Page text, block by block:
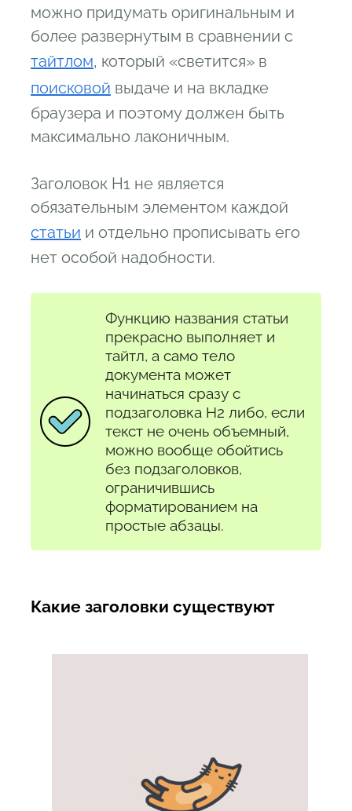
можно придумать оригинальным и
более развернутым в сравнении с
тайтлом, который «светится» в
поисковой выдаче и на вкладке
браузера и поэтому должен быть
максимально лаконичным.
Заголовок H1 не является
обязательным элементом каждой
статьи и отдельно прописывать его
нет особой надобности.
Функцию названия статьи
прекрасно выполняет и
тайтл, а само тело
документа может
начинаться сразу с
подзаголовка H2 либо, если
текст не очень объемный,
можно вообще обойтись
без подзаголовков,
ограничившись
форматированием на
простые абзацы.
Какие заголовки существуют